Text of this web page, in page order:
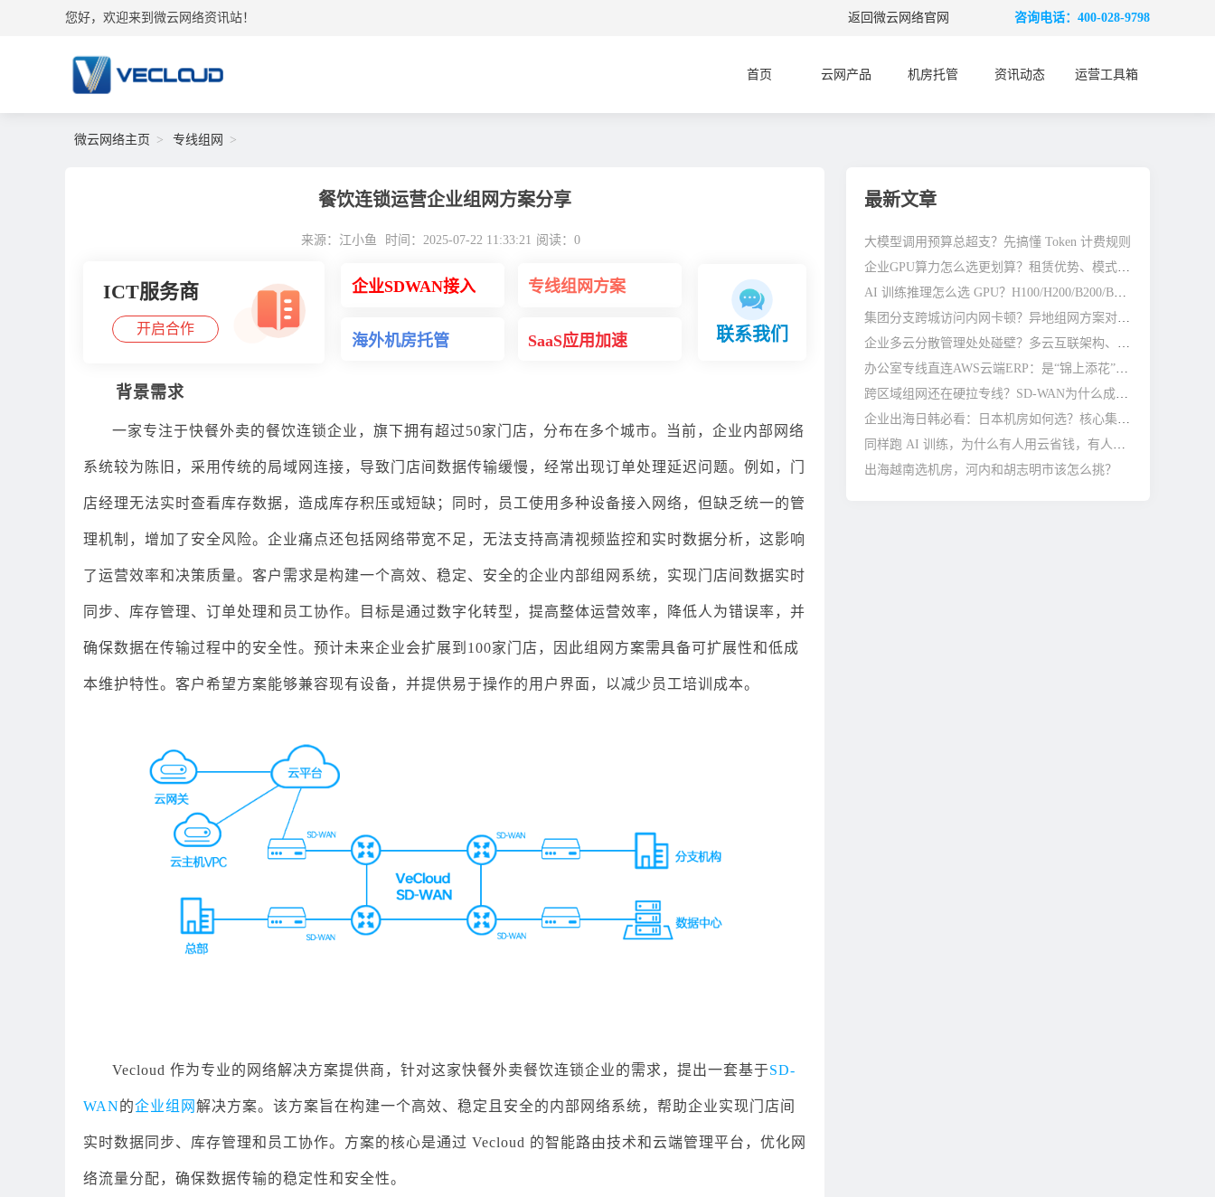
您好，欢迎来到微云网络资讯站！ 咨询电话：400-028-9798
返回微云网络官网
首页 云网产品 机房托管 资讯动态 运营工具箱
微云网络主页 专线组网
餐饮连锁运营企业组网方案分享
来源：江小鱼 时间：2025-07-22 11:33:21 阅读： 0
ICT服务商
开启合作
企业SDWAN接入 专线组网方案
海外机房托管 SaaS应用加速 联系我们
背景需求
一家专注于快餐外卖的餐饮连锁企业，旗下拥有超过50家门店，分布在多个城市。当前，企业内部网络
系统较为陈旧，采用传统的局域网连接，导致门店间数据传输缓慢，经常出现订单处理延迟问题。例如，门
店经理无法实时查看库存数据，造成库存积压或短缺；同时，员工使用多种设备接入网络，但缺乏统一的管
理机制，增加了安全风险。企业痛点还包括网络带宽不足，无法支持高清视频监控和实时数据分析，这影响
了运营效率和决策质量。客户需求是构建一个高效、稳定、安全的企业内部组网系统，实现门店间数据实时
同步、库存管理、订单处理和员工协作。目标是通过数字化转型，提高整体运营效率，降低人为错误率，并
确保数据在传输过程中的安全性。预计未来企业会扩展到100家门店，因此组网方案需具备可扩展性和低成
本维护特性。客户希望方案能够兼容现有设备，并提供易于操作的用户界面，以减少员工培训成本。
Vecloud 作为专业的网络解决方案提供商，针对这家快餐外卖餐饮连锁企业的需求，提出一套基于SD-
WAN的企业组网 解决方案。该方案旨在构建一个高效、稳定且安全的内部网络系统，帮助企业实现门店间
实时数据同步、库存管理和员工协作。方案的核心是通过 Vecloud 的智能路由技术和云端管理平台，优化网
络流量分配，确保数据传输的稳定性和安全性。
最新文章
大模型调用预算总超支？先搞懂 Token 计费规则
企业GPU算力怎么选更划算？租赁优势、模式与避坑全指南
AI 训练推理怎么选 GPU？H100/H200/B200/B300 差别在哪
集团分支跨城访问内网卡顿？异地组网方案对比参考
企业多云分散管理处处碰壁？多云互联架构、避坑与优化指南
办公室专线直连AWS云端ERP：是“锦上添花”还是“刚需标配”？
跨区域组网还在硬拉专线？SD-WAN为什么成了企业主流选择
企业出海日韩必看：日本机房如何选？核心集群与避坑指南
同样跑 AI 训练，为什么有人用云省钱，有人托管更划算？
出海越南选机房，河内和胡志明市该怎么挑？